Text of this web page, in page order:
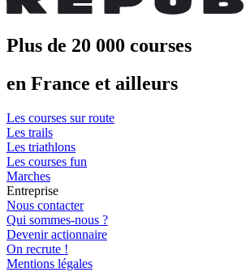
Plus de 20 000 courses
en France et ailleurs
Les courses sur route
Les trails
Les triathlons
Les courses fun
Marches
Entreprise
Nous contacter
Qui sommes-nous ?
Devenir actionnaire
On recrute !
Mentions légales